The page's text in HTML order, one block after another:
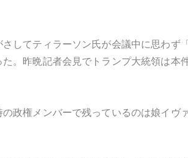
してティラーソン氏が会議中に思わ
。昨晩記者会見でトランプ大統領は
政権メンバーで残っているのは娘イヴ